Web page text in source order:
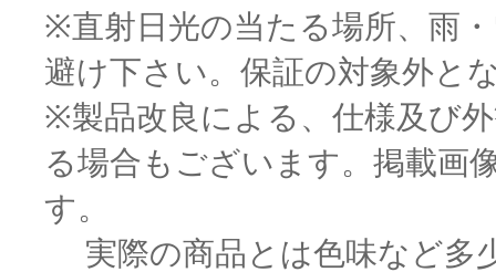
※直射日光の当たる場所、雨
避け下さい。保証の対象外と
※製品改良による、仕様及び
る場合もございます。掲載画
す。
実際の商品とは色味など多